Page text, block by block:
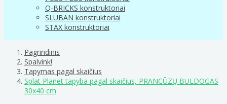
Q-BRICKS konstruktoriai
SLUBAN konstruktoriai
STAX konstruktoriai
Pagrindinis
Spalvink!
Tapymas pagal skaičius
Splat Planet tapyba pagal skaičius, PRANCŪZŲ BULDOGAS
30x40 cm